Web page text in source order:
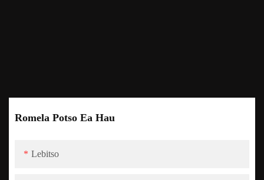
Romela Potso Ea Hau
Lebitso